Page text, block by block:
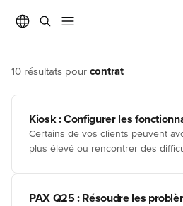
10 résultats pour contrat
Kiosk : Configurer les
Certains de vos clients peuvent
plus élevé ou rencontrer des
PAX Q25 : Résoudre les